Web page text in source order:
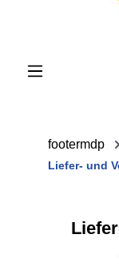
footermdp
Liefer- und